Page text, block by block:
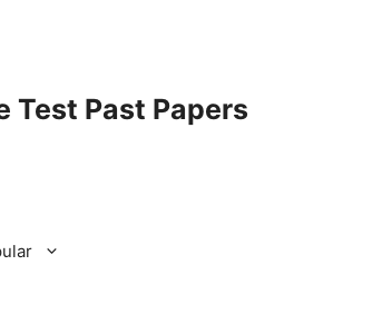
Test Past Papers